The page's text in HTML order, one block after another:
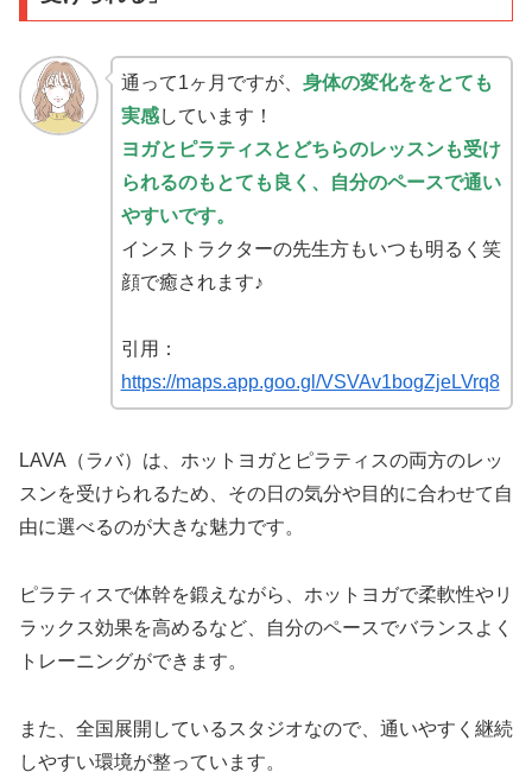
通って1ヶ月ですが、 身体の変化ををとても
実感しています！
ヨガとピラティスとどちらのレッスンも受け
られるのもとても良く、自分のペースで通い
やすいです。
インストラクターの先生方もいつも明るく笑
顔で癒されます♪
引用：
https://maps.app.goo.gl/VSVAv1bogZjeLVrq8
LAVA（ラバ）は、ホットヨガとピラティスの両方のレッ
スンを受けられるため、その日の気分や目的に合わせて自
由に選べるのが大きな魅力です。
ピラティスで体幹を鍛えながら、ホットヨガで柔軟性やリ
ラックス効果を高めるなど、自分のペースでバランスよく
トレーニングができます。
また、全国展開しているスタジオなので、通いやすく継続
しやすい環境が整っています。